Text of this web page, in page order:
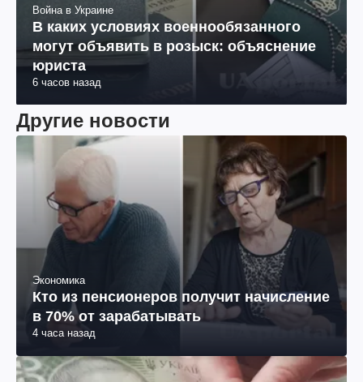
Война в Украине
В каких условиях военнообязанного
могут объявить в розыск: объяснение
юриста
6 часов назад
Другие новости
Экономика
Кто из пенсионеров получит начисление
в 70% от зарабатывать
4 часа назад